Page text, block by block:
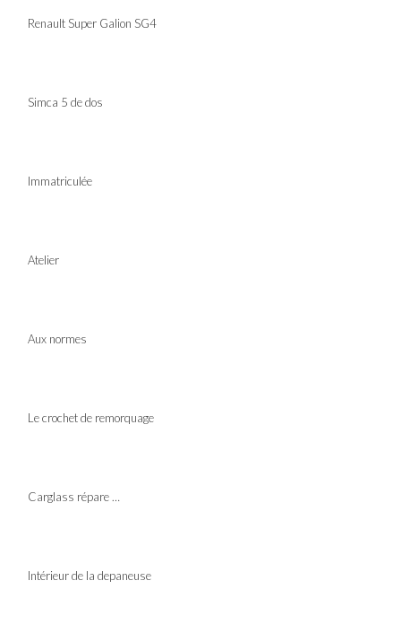
Renault Super Galion SG4
Simca 5 de dos
Immatriculée
Atelier
Aux normes
Le crochet de remorquage
Carglass répare …
Intérieur de la depaneuse